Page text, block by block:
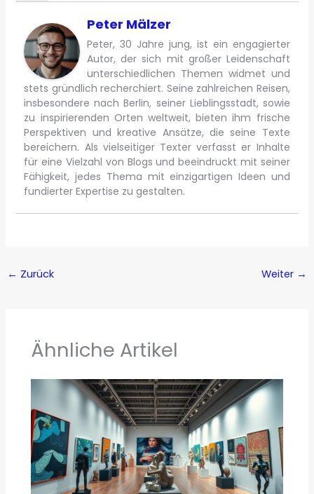
Peter Mälzer
Peter, 30 Jahre jung, ist ein engagierter
Autor, der sich mit großer Leidenschaft
unterschiedlichen Themen widmet und
stets gründlich recherchiert. Seine zahlreichen Reisen,
insbesondere nach Berlin, seiner Lieblingsstadt, sowie
zu inspirierenden Orten weltweit, bieten ihm frische
Perspektiven und kreative Ansätze, die seine Texte
bereichern. Als vielseitiger Texter verfasst er Inhalte
für eine Vielzahl von Blogs und beeindruckt mit seiner
Fähigkeit, jedes Thema mit einzigartigen Ideen und
fundierter Expertise zu gestalten.
← Zurück Weiter →
Ähnliche Artikel